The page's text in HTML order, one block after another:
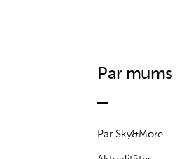
Par mums
Par Sky&More